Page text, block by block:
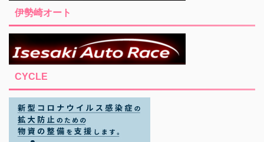
伊勢崎オート
CYCLE